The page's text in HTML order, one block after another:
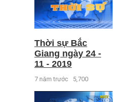
Thời sự Bắc
Giang ngày 24 -
11 - 2019
7 năm trước 5,700